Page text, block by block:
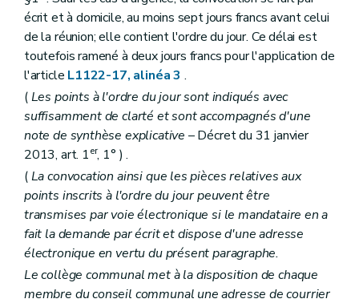
Chapitre premier Dispositions générales
Section première Délimitations
Art. L2111-1
Art. L2111-2
Section 2 Constitution
Art. L2111-3
Art. L2111-4
Section 3 Attributions
Art. L2111-5
Art. L2111-6
Chapitre II Organes des agglomérations et des fédérations
Section première Dispositions générales
Art. L2112-1
Art. L2112-2
Art. L2112-3
Section 2
Le conseil
Sous-section première Composition
Art. L2112-4
Art. L2112-5
écrit et à domicile, au moins sept jours francs avant celui
de la réunion; elle contient l'ordre du jour. Ce délai est
toutefois ramené à deux jours francs pour l'application de
l'article L1122-17, alinéa 3 .
(Les points à l'ordre du jour sont indiqués avec
suffisamment de clarté et sont accompagnés d'une
note de synthèse explicative – Décret du 31 janvier
2013, art. 1er, 1° ) .
(La convocation ainsi que les pièces relatives aux
points inscrits à l'ordre du jour peuvent être
transmises par voie électronique si le mandataire en a
fait la demande par écrit et dispose d'une adresse
électronique en vertu du présent paragraphe.
Le collège communal met à la disposition de chaque
membre du conseil communal une adresse de courrier